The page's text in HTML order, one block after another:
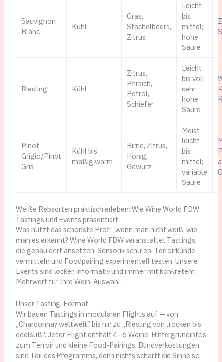
Sauvignon
Blanc
Kühl
Gras,
Stachelbeere,
Zitrus
Leicht
bis
mittel;
hohe
Säure
Riesling Kühl
Zitrus,
Pfirsich,
Petrol,
Schiefer
Leicht
bis voll;
sehr
hohe
Säure
Pinot
Grigio/Pinot
Gris
Kühl bis
mäßig warm
Birne, Zitrus,
Honig,
Gewürz
Meist
leicht
bis
mittel;
variable
Säure
Weiße Rebsorten praktisch erleben: Wie Wine World FDW
Tastings und Events präsentiert
Was nützt das schönste Profil, wenn man nicht weiß, wie
man es erkennt? Wine World FDW veranstaltet Tastings,
die genau dort ansetzen: Sensorik schulen, Terroirkunde
vermitteln und Foodpairing experimentell testen. Unsere
Events sind locker, informativ und immer mit konkretem
Mehrwert für Ihre Wein-Auswahl.
Unser Tasting-Format
Wir bauen Tastings in modularen Flights auf — von
„Chardonnay weltweit“ bis hin zu „Riesling von trocken bis
edelsüß“. Jeder Flight enthält 4–6 Weine, Hintergrundinfos
zum Terroir und kleine Food-Pairings. Blindverkostungen
sind Teil des Programms, denn nichts schärft die Sinne so